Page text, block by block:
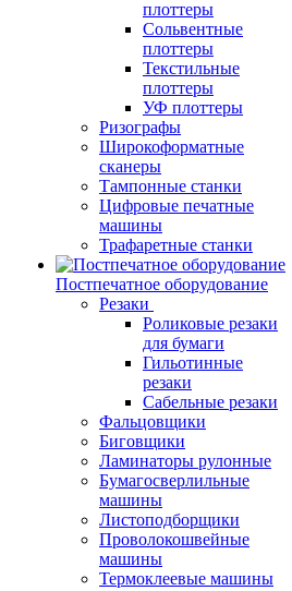
плоттеры
Сольвентные
плоттеры
Текстильные
плоттеры
УФ плоттеры
Ризографы
Широкоформатные
сканеры
Тампонные станки
Цифровые печатные
машины
Трафаретные станки
Постпечатное оборудование
Резаки
Роликовые резаки
для бумаги
Гильотинные
резаки
Сабельные резаки
Фальцовщики
Биговщики
Ламинаторы рулонные
Бумагосверлильные
машины
Листоподборщики
Проволокошвейные
машины
Термоклеевые машины